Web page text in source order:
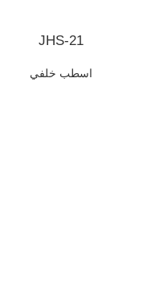
JHS-21
اسطب خلفي